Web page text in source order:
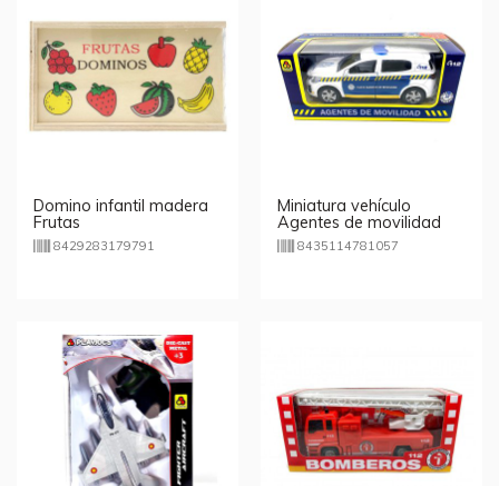
Domino infantil madera
Frutas
8429283179791
Miniatura vehículo
Agentes de movilidad
GT-8105
8435114781057